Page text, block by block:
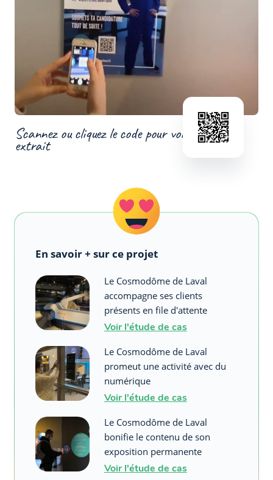
Scannez ou cliquez le code pour voir un
extrait
En savoir + sur ce projet
Le Cosmodôme de Laval
accompagne ses clients
présents en file d'attente
Voir l'étude de cas
Le Cosmodôme de Laval
promeut une activité avec du
numérique
Voir l'étude de cas
Le Cosmodôme de Laval
bonifie le contenu de son
exposition permanente
Voir l'étude de cas